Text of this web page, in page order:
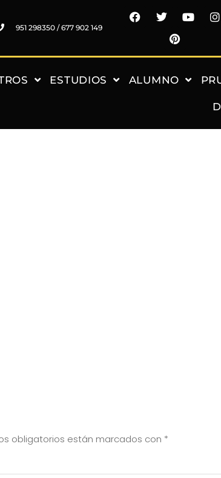
951 298350 / 677 902 149
ESTUDIOS ALUMNO
obligatorios están marcados con *